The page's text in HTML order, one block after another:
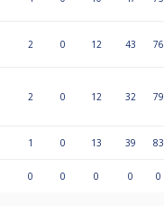
2 0 12 43 76
2 0 12 32 79
1 0 13 39 83
0 0 0 0 0